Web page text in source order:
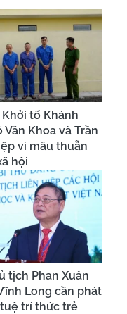
Khởi tố Khánh
Văn Khoa và Trần
vì mâu thuẫn
hội
tịch Phan Xuân
Long cần phát
trí thức trẻ